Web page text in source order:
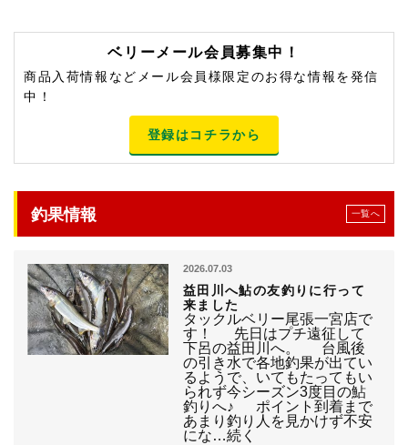
ベリーメール会員募集中！
商品入荷情報などメール会員様限定のお得な情報を発信
中！
登録はコチラから
釣果情報 一覧へ
2026.07.03
益田川へ鮎の友釣りに行って
来ました
タックルベリー尾張一宮店で
す！ 先日はプチ遠征して
下呂の益田川へ。 台風後
の引き水で各地釣果が出てい
るようで、いてもたってもい
られず今シーズン3度目の鮎
釣りへ♪ ポイント到着まで
あまり釣り人を見かけず不安
にな…続く